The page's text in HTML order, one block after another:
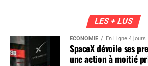
LES + LUS
ÉCONOMIE En Ligne 4 jours
SpaceX dévoile ses
une action à moitié